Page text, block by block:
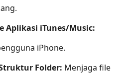
Aplikasi iTunes/Music:
iPhone.
Folder: Menjaga file